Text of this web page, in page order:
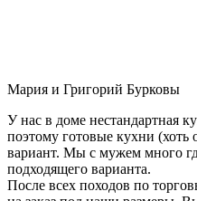
Мария и Григорий Бурковы
У нас в доме нестандартная
поэтому готовые кухни
вариант. Мы с мужем много
подходящего варианта.
После всех походов по